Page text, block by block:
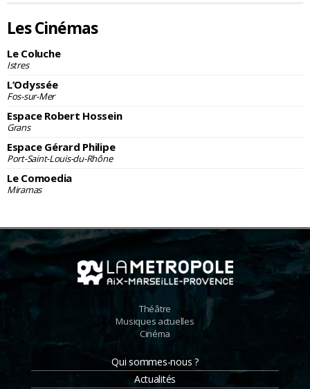
Les Cinémas
Le Coluche
Istres
L’Odyssée
Fos-sur-Mer
Espace Robert Hossein
Grans
Espace Gérard Philipe
Port-Saint-Louis-du-Rhône
Le Comoedia
Miramas
Théâtre
Musiques actuelles
Cinéma
Qui sommes-nous ?
Actualités